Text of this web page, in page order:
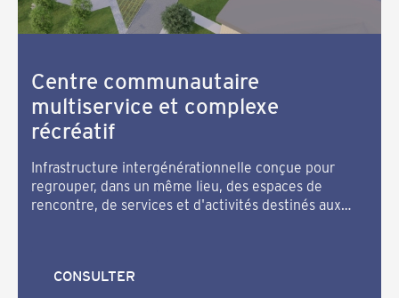
Centre communautaire
multiservice et complexe
récréatif
Infrastructure intergénérationnelle conçue pour
regrouper, dans un même lieu, des espaces de
rencontre, de services et d'activités destinés aux
CONSULTER
CONSULTER